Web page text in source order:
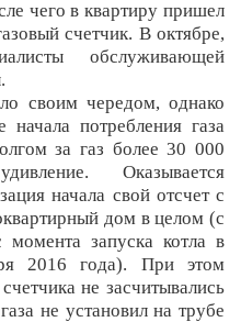
чего в квартиру пришел
счетчик. В октябре,
обслуживающей
своим чередом, однако
начала потребления газа
за газ более 30 000
Оказывается
начала свой отсчет с
дом в целом (с
запуска котла в
2016 года). При этом
не засчитывались
не установил на трубе